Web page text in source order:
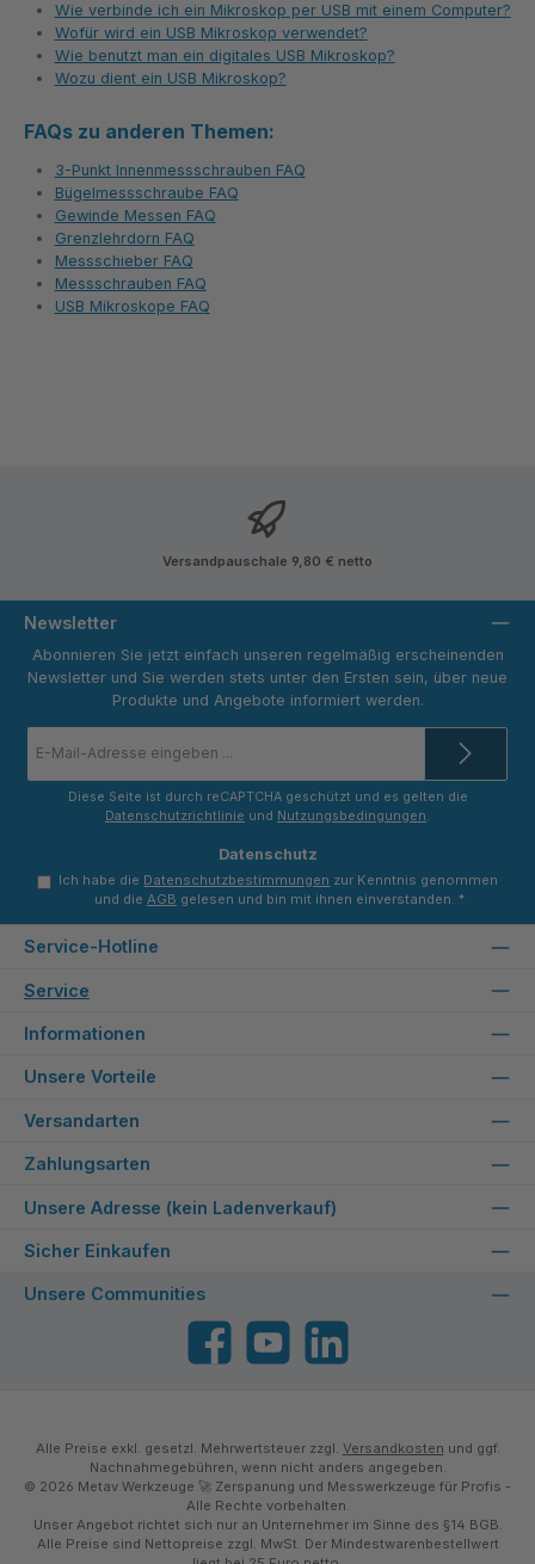
Wie verbinde ich ein Mikroskop per USB mit einem Computer?
Wofür wird ein USB Mikroskop verwendet?
Wie benutzt man ein digitales USB Mikroskop?
Wozu dient ein USB Mikroskop?
FAQs zu anderen Themen:
3-Punkt Innenmessschrauben FAQ
Bügelmessschraube FAQ
Gewinde Messen FAQ
Grenzlehrdorn FAQ
Messschieber FAQ
Messschrauben FAQ
USB Mikroskope FAQ
Versandpauschale 9,80 € netto
Newsletter
Abonnieren Sie jetzt einfach unseren regelmäßig erscheinenden
Newsletter und Sie werden stets unter den Ersten sein, über neue
Produkte und Angebote informiert werden.
Mail-
*
Diese Seite ist durch reCAPTCHA geschützt und es gelten die
Datenschutzrichtlinie und Nutzungsbedingungen.
Datenschutz
Ich habe die Datenschutzbestimmungen zur Kenntnis genommen
und die AGB gelesen und bin mit ihnen einverstanden. *
Service-Hotline
Service
Informationen
Unsere Vorteile
Versandarten
Zahlungsarten
Unsere Adresse (kein Ladenverkauf)
Sicher Einkaufen
Unsere Communities
FacebookYouTube LinkedIn
Alle Preise exkl. gesetzl. Mehrwertsteuer zzgl. Versandkosten und ggf.
Nachnahmegebühren, wenn nicht anders angegeben.
© 2026 Metav Werkzeuge 🚀 Zerspanung und Messwerkzeuge für Profis -
Alle Rechte vorbehalten.
Unser Angebot richtet sich nur an Unternehmer im Sinne des §14 BGB.
Alle Preise sind Nettopreise zzgl. MwSt. Der Mindestwarenbestellwert